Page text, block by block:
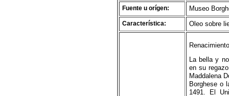
Fuente u orígen: Museo
Característica: Oleo sobre
La bella y
en su
Maddalena
Borghese o
1491. El